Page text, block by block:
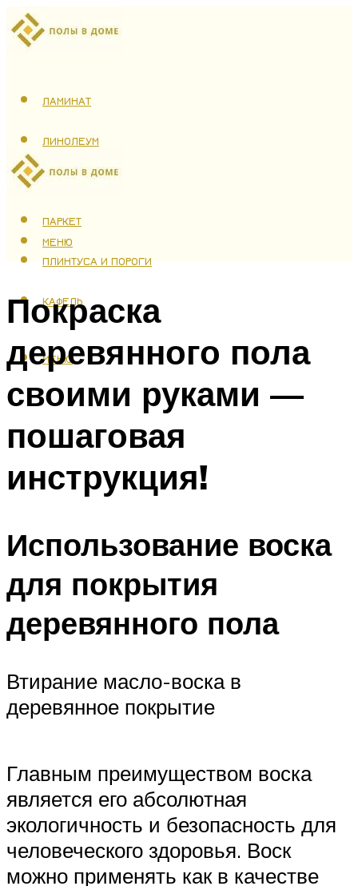
ЛАМИНАТ
ЛИНОЛЕУМ
ТЕПЛЫЙ ПОЛ
ПАРКЕТ
ПЛИНТУСА И ПОРОГИ
КАФЕЛЬ
МЕНЮ
МЕНЮ
Покраска
деревянного пола
своими руками —
пошаговая
инструкция!
Использование воска
для покрытия
деревянного пола
Втирание масло-воска в
деревянное покрытие
Главным преимуществом воска
является его абсолютная
экологичность и безопасность для
человеческого здоровья. Воск
можно применять как в качестве